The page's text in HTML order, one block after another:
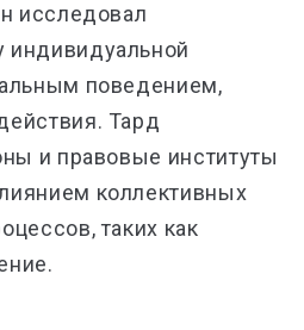
исследовал
поведением,
Тард
и правовые институты
коллективных
таких как